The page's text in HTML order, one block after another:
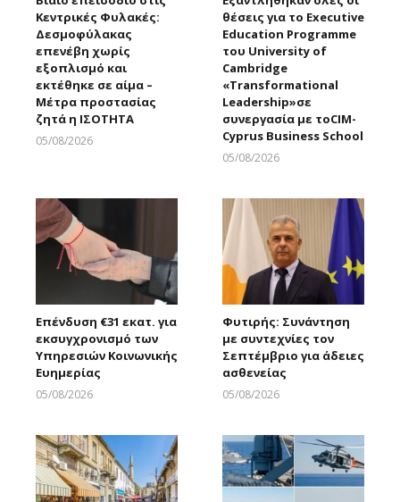
Κεντρικές Φυλακές:
Δεσμοφύλακας
επενέβη χωρίς
εξοπλισμό και
εκτέθηκε σε αίμα –
Μέτρα προστασίας
ζητά η ΙΣΟΤΗΤΑ
05/08/2026
θέσεις για το Executive
Education Programme
του University of
Cambridge
«Transformational
Leadership»σε
συνεργασία με τοCIM-
Cyprus Business School
05/08/2026
Επένδυση €31 εκατ. για
εκσυγχρονισμό των
Υπηρεσιών Κοινωνικής
Ευημερίας
05/08/2026
Φυτιρής: Συνάντηση
με συντεχνίες τον
Σεπτέμβριο για άδειες
ασθενείας
05/08/2026